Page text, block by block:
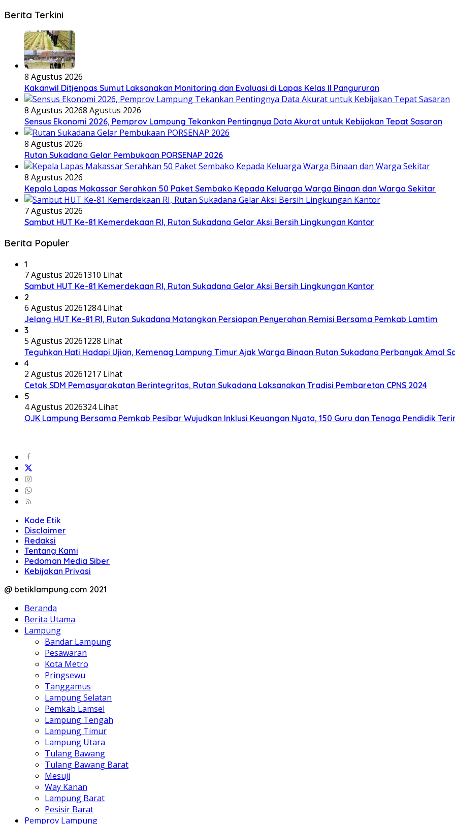
Berita Terkini
8 Agustus 2026
Kakanwil Ditjenpas Sumut Laksanakan Monitoring dan Evaluasi di Lapas Kelas ll Pangururan
8 Agustus 20268 Agustus 2026
Sensus Ekonomi 2026, Pemprov Lampung Tekankan Pentingnya Data Akurat untuk Kebijakan Tepat Sasaran
8 Agustus 2026
Rutan Sukadana Gelar Pembukaan PORSENAP 2026
8 Agustus 2026
Kepala Lapas Makassar Serahkan 50 Paket Sembako Kepada Keluarga Warga Binaan dan Warga Sekitar
7 Agustus 2026
Sambut HUT Ke-81 Kemerdekaan RI, Rutan Sukadana Gelar Aksi Bersih Lingkungan Kantor
Berita Populer
1
7 Agustus 20261310 Lihat
Sambut HUT Ke-81 Kemerdekaan RI, Rutan Sukadana Gelar Aksi Bersih Lingkungan Kantor
2
6 Agustus 20261284 Lihat
Jelang HUT Ke-81 RI, Rutan Sukadana Matangkan Persiapan Penyerahan Remisi Bersama Pemkab Lamtim
3
5 Agustus 20261228 Lihat
Teguhkan Hati Hadapi Ujian, Kemenag Lampung Timur Ajak Warga Binaan Rutan Sukadana Perbanyak Amal
4
2 Agustus 20261217 Lihat
Cetak SDM Pemasyarakatan Berintegritas, Rutan Sukadana Laksanakan Tradisi Pembaretan CPNS 2024
5
4 Agustus 2026324 Lihat
OJK Lampung Bersama Pemkab Pesibar Wujudkan Inklusi Keuangan Nyata, 150 Guru dan Tenaga Pendidik
Kode Etik
Disclaimer
Redaksi
Tentang Kami
Pedoman Media Siber
Kebijakan Privasi
@ betiklampung.com 2021
Beranda
Berita Utama
Lampung
Bandar Lampung
Pesawaran
Kota Metro
Pringsewu
Tanggamus
Lampung Selatan
Pemkab Lamsel
Lampung Tengah
Lampung Timur
Lampung Utara
Tulang Bawang
Tulang Bawang Barat
Mesuji
Way Kanan
Lampung Barat
Pesisir Barat
Pemprov Lampung